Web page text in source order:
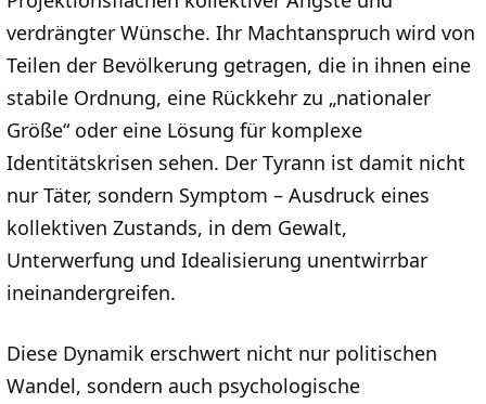
verdrängter Wünsche. Ihr Machtanspruch wird von
Teilen der Bevölkerung getragen, die in ihnen eine
stabile Ordnung, eine Rückkehr zu „nationaler
Größe“ oder eine Lösung für komplexe
Identitätskrisen sehen. Der Tyrann ist damit nicht
nur Täter, sondern Symptom – Ausdruck eines
kollektiven Zustands, in dem Gewalt,
Unterwerfung und Idealisierung unentwirrbar
ineinandergreifen.
Diese Dynamik erschwert nicht nur politischen
Wandel, sondern auch psychologische